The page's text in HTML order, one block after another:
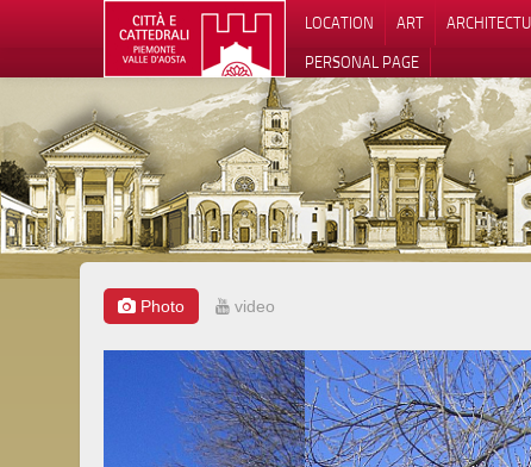
LOCATION ART
PERSONAL PAGE
Photo video